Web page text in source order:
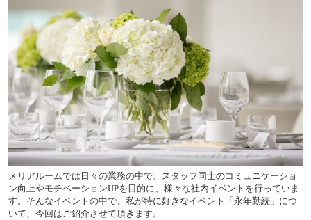
メリアルームでは日々の業務の中で、スタッフ同士のコミュニケーショ
ン向上やモチベーションUPを目的に、様々な社内イベントを行っていま
す。そんなイベントの中で、私が特に好きなイベント「永年勤続」につ
いて、今回はご紹介させて頂きます。